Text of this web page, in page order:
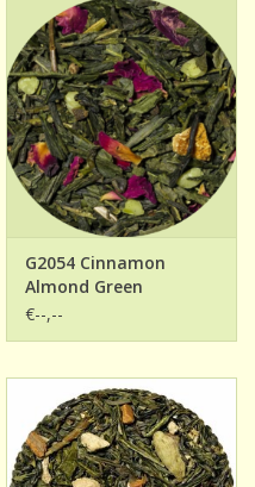
G2054 Cinnamon
Almond Green
€--,--